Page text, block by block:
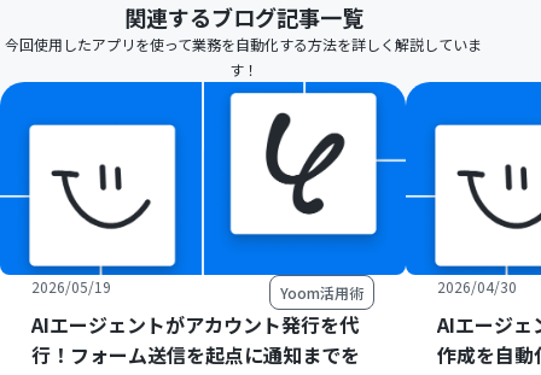
関連するブログ記事一覧
今回使用したアプリを使って業務を自動化する方法を詳しく解説していま
す！
2026/05/19 Yoom活用術
AIエージェントがアカウント発行を代
行！フォーム送信を起点に通知までを
2026/04/30
AIエージェ
作成を自動